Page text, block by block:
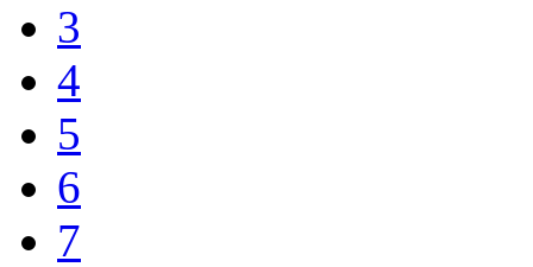
3
4
5
6
7